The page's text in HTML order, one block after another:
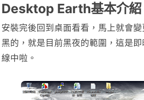
Desktop Earth基本介紹
安裝完後回到桌面看看，馬上就會
黑的，就是目前黑夜的範圍，這是
線中啦。